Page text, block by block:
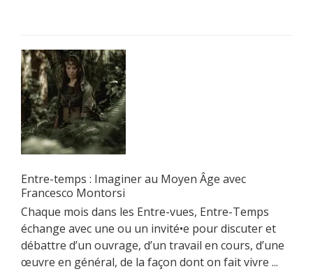
Entre-temps : Imaginer au Moyen Âge avec
Francesco Montorsi
Chaque mois dans les Entre-vues, Entre-Temps
échange avec une ou un invité•e pour discuter et
débattre d’un ouvrage, d’un travail en cours, d’une
œuvre en général, de la façon dont on fait vivre ...